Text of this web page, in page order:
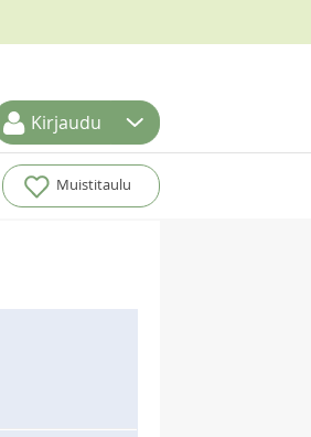
Kirjaudu
Muistitaulu